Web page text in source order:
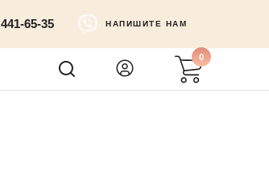
441-65-35 НАПИШИТЕ НАМ
0